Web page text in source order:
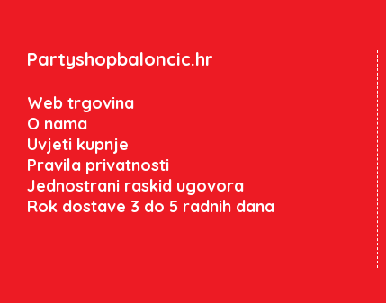
Partyshopbaloncic.hr
Web trgovina
O nama
Uvjeti kupnje
Pravila privatnosti
Jednostrani raskid ugovora
Rok dostave 3 do 5 radnih dana